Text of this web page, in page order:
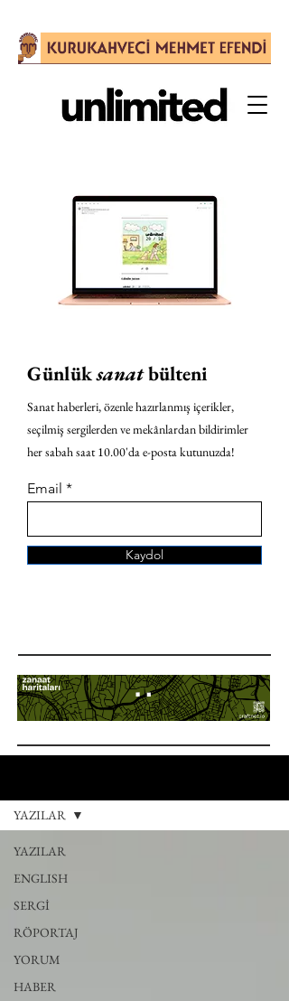
Günlüksanatbülteni
Sanat haberleri, özenle hazırlanmış içerikler,
seçilmiş sergilerden ve mekânlardan bildirimler
her sabah saat 10.00'da e-posta kutunuzda!
Email
Kaydol
YAZILAR
ENGLISH
SERGİ
RÖPORTAJ
YORUM
HABER
YAZILAR